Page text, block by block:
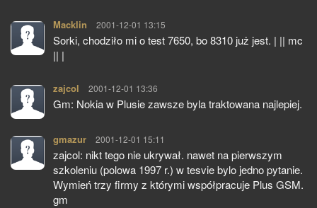
Macklin pisze:
2001-12-01 13:15
Sorki, chodziło mi o test 7650, bo 8310 już jest. | || mc
|| |
zajcol pisze:
2001-12-01 13:36
Gm: Nokia w Plusie zawsze byla traktowana najlepiej.
gmazur pisze:
2001-12-01 15:11
zajcol: nikt tego nie ukrywał. nawet na pierwszym
szkoleniu (polowa 1997 r.) w tesvie bylo jedno pytanie.
Wymień trzy firmy z którymi współpracuje Plus GSM.
gm